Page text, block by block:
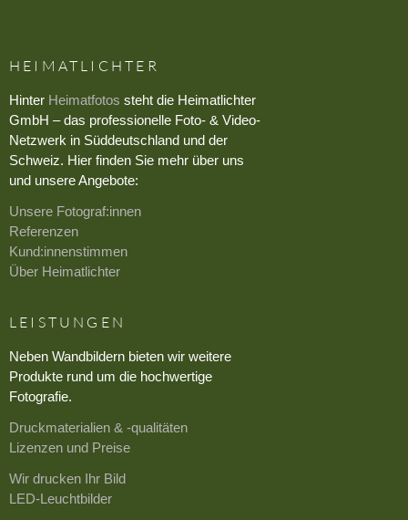
HEIMATLICHTER
Hinter Heimatfotos steht die Heimatlichter
GmbH – das professionelle Foto- & Video-
Netzwerk in Süddeutschland und der
Schweiz. Hier finden Sie mehr über uns
und unsere Angebote:
Unsere Fotograf:innen
Referenzen
Kund:innenstimmen
Über Heimatlichter
LEISTUNGEN
Neben Wandbildern bieten wir weitere
Produkte rund um die hochwertige
Fotografie.
Druckmaterialien & -qualitäten
Lizenzen und Preise
Wir drucken Ihr Bild
LED-Leuchtbilder